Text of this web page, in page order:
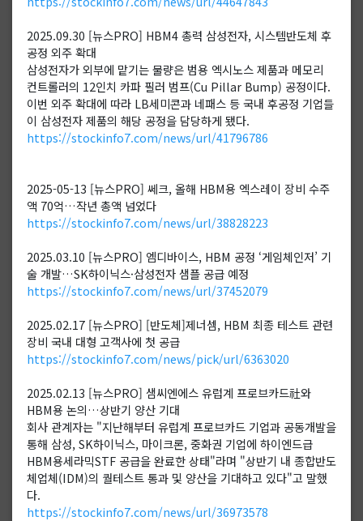
2025.09.30 [뉴스PRO] HBM4 총력 삼성전자, 시스템반도체 후
공정 외주 확대
삼성전자가 외부에 맡기는 물량은 범용 엑시노스 제품과 메모리
컨트롤러의 12인치 카파 필러 범프(Cu Pillar Bump) 공정이다.
이번 외주 확대에 따라 LB세미콘과 네패스 등 국내 후공정 기업들
이 삼성전자 제품의 해당 공정을 담당하게 됐다.
https://stockinfo7.com/news/url/41796786
2025-05-13 [뉴스PRO] 쎄크, 올해 HBM용 엑스레이 장비 수주
액 70억…작년 총액 넘었다
https://stockinfo7.com/news/url/38828223
2025.03.10 [뉴스PRO] 엠디바이스, HBM 공정 ‘게임체인저’ 기
술 개발…SK하이닉스·삼성전자 샘플 공급 예정
https://stockinfo7.com/news/url/37452079
2025.02.17 [뉴스PRO] [반도체]제너셈, HBM 최종 테스트 관련
장비 국내 대형 고객사에 첫 공급
https://stockinfo7.com/news/pick/url/6363020
2025.02.13 [뉴스PRO] 샘씨엔에스 유럽계 프로브카드社와
HBM용 논의…상반기 양산 기대
회사 관계자는 "지난해부터 유럽계 프로브카드 기업과 공동개발을
통해 삼성, SK하이닉스, 마이크론, 중화권 기업에 하이엔드급
HBM용세라믹STF 공급을 완료한 상태"라며 "상반기 내 종합반도
체업체(IDM)의 퀄테스트 통과 및 양산을 기대하고 있다"고 말했
다.
https://stockinfo7.com/news/url/36973578